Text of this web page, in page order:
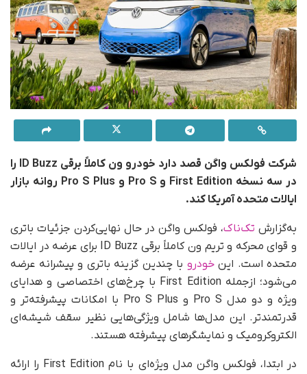
شرکت فولکس واگن قصد دارد خودرو ون کاملاً برقی ID Buzz را
در سه نسخه First Edition و Pro S و Pro S Plus روانه بازار
ایالات متحده آمریکا کند.
به‌گزارش تک‌ناک، فولکس واگن در حال نهایی‌کردن جزئیات باتری
و قوای محرکه و تریم ون کاملاً برقی ID Buzz برای عرضه در ایالات
متحده است. اینخودرو با چندین گزینه باتری و پیشرانه عرضه
می‌شود؛ ازجمله First Edition با چرخ‌های اختصاصی و هدایای
ویژه و دو مدل Pro S و Pro S Plus با امکانات پیشرفته‌تر و
قدرتمندتر. این مدل‌ها شامل ویژگی‌هایی نظیر سقف شیشه‌ای
الکتروکرومیک و نمایشگرهای پیشرفته هستند.
در ابتدا، فولکس واگن مدل ویژه‌ای با نام First Edition را ارائه